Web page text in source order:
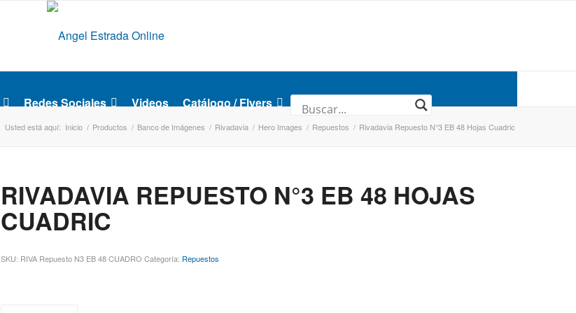
Redes Sociales Videos
Catálogo / Flyers
Usted está aquí: Inicio / Productos / Banco de Imágenes / Rivadavia / Hero Images / Repuestos / Rivadavia Repuesto N°3 EB 48 Hojas Cuadric
RIVADAVIA REPUESTO N°3 EB 48 HOJAS
CUADRIC
SKU: RIVA Repuesto N3 EB 48 CUADRO Categoría: Repuestos